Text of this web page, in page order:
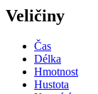
Veličiny
Čas
Délka
Hmotnost
Hustota